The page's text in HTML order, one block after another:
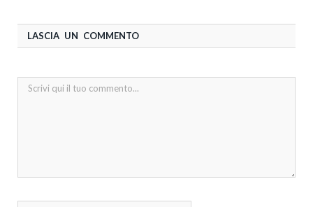
LASCIA UN COMMENTO